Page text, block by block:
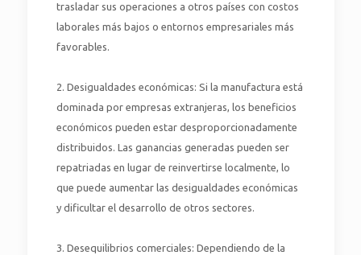
trasladar sus operaciones a otros países con costos
laborales más bajos o entornos empresariales más
favorables.
2. Desigualdades económicas: Si la manufactura está
dominada por empresas extranjeras, los beneficios
económicos pueden estar desproporcionadamente
distribuidos. Las ganancias generadas pueden ser
repatriadas en lugar de reinvertirse localmente, lo
que puede aumentar las desigualdades económicas
y dificultar el desarrollo de otros sectores.
3. Desequilibrios comerciales: Dependiendo de la